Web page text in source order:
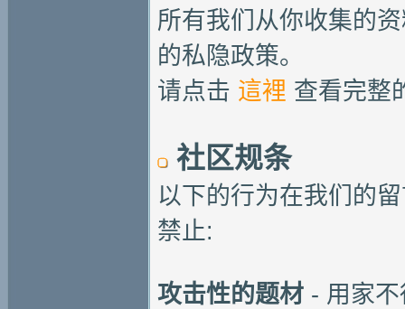
所有我们从你收集的
的私隐政策。
请点击 這裡 查看完整
社区规条
以下的行为在我们的
禁止:
攻击性的题材 - 用家